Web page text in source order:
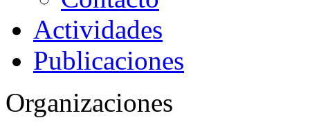
Actividades
Publicaciones
Organizaciones